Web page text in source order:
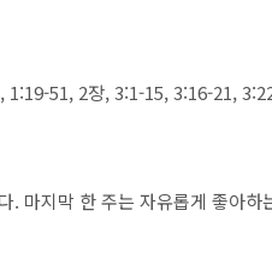
51, 2장, 3:1-15, 3:16-21,
. 마지막 한 주는 자유롭게 좋아하